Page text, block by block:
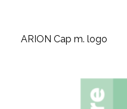
ARION Cap m. logo